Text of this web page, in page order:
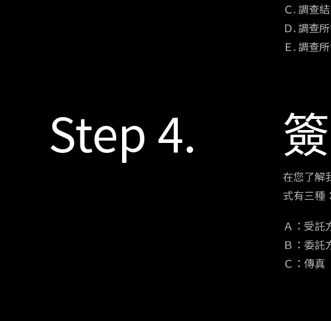
Ｃ. 調查
Ｄ. 調查
Ｅ. 調查
Step 4.
在您了解
式有三種：
Ａ：受託
Ｂ：委託
Ｃ：傳真